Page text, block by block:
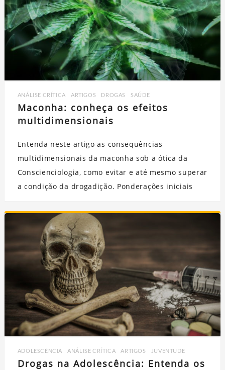
ANÁLISE CRÍTICA ARTIGOS DROGAS SAÚDE
Maconha: conheça os efeitos
multidimensionais
Entenda neste artigo as consequências
multidimensionais da maconha sob a ótica da
Conscienciologia, como evitar e até mesmo superar
a condição da drogadição. Ponderações iniciais
ADOLESCÊNCIA ,ANÁLISE CRÍTICA ,ARTIGOS JUVENTUDE
Drogas na Adolescência: Entenda os